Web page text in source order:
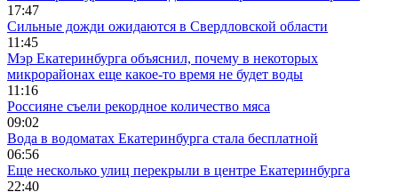
17:47
Сильные дожди ожидаются в Свердловской области
11:45
Мэр Екатеринбурга объяснил, почему в некоторых
микрорайонах еще какое-то время не будет воды
11:16
Россияне съели рекордное количество мяса
09:02
Вода в водоматах Екатеринбурга стала бесплатной
06:56
Еще несколько улиц перекрыли в центре Екатеринбурга
22:40